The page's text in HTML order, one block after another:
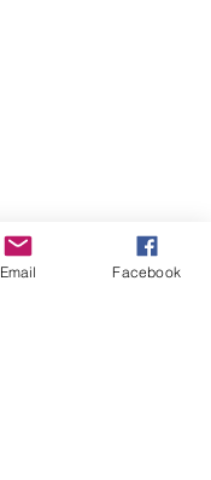
Email Facebook